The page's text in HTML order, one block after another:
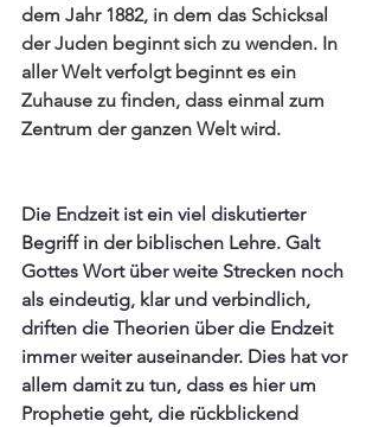
dem Jahr 1882, in dem das Schicksal
der Juden beginnt sich zu wenden. In
aller Welt verfolgt beginnt es ein
Zuhause zu finden, dass einmal zum
Zentrum der ganzen Welt wird.
Die Endzeit ist ein viel diskutierter
Begriff in der biblischen Lehre. Galt
Gottes Wort über weite Strecken noch
als eindeutig, klar und verbindlich,
driften die Theorien über die Endzeit
immer weiter auseinander. Dies hat vor
allem damit zu tun, dass es hier um
Prophetie geht, die rückblickend